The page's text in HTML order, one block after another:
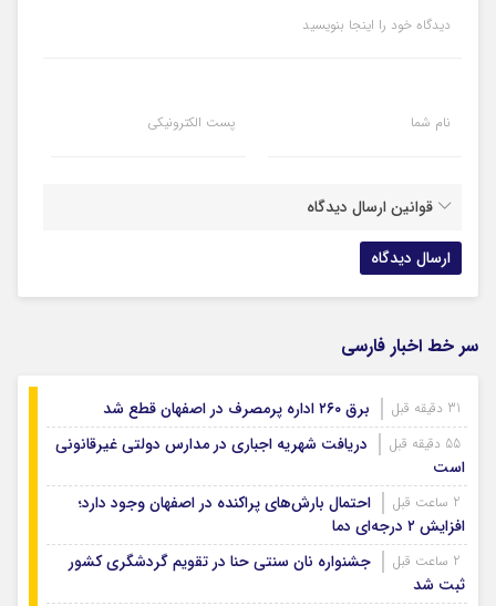
دیدگاه خود را اینجا بنویسید
نام شما پست الکترونیکی
قوانین ارسال دیدگاه
سر خط اخبار فارسی
برق ۲۶۰ اداره پرمصرف در اصفهان قطع شد
دریافت شهریه اجباری در مدارس دولتی غیرقانونی
است
احتمال بارش‌های پراکنده در اصفهان وجود دارد؛
افزایش ۲ درجه‌ای دما
جشنواره نان سنتی حنا در تقویم گردشگری کشور
ثبت شد